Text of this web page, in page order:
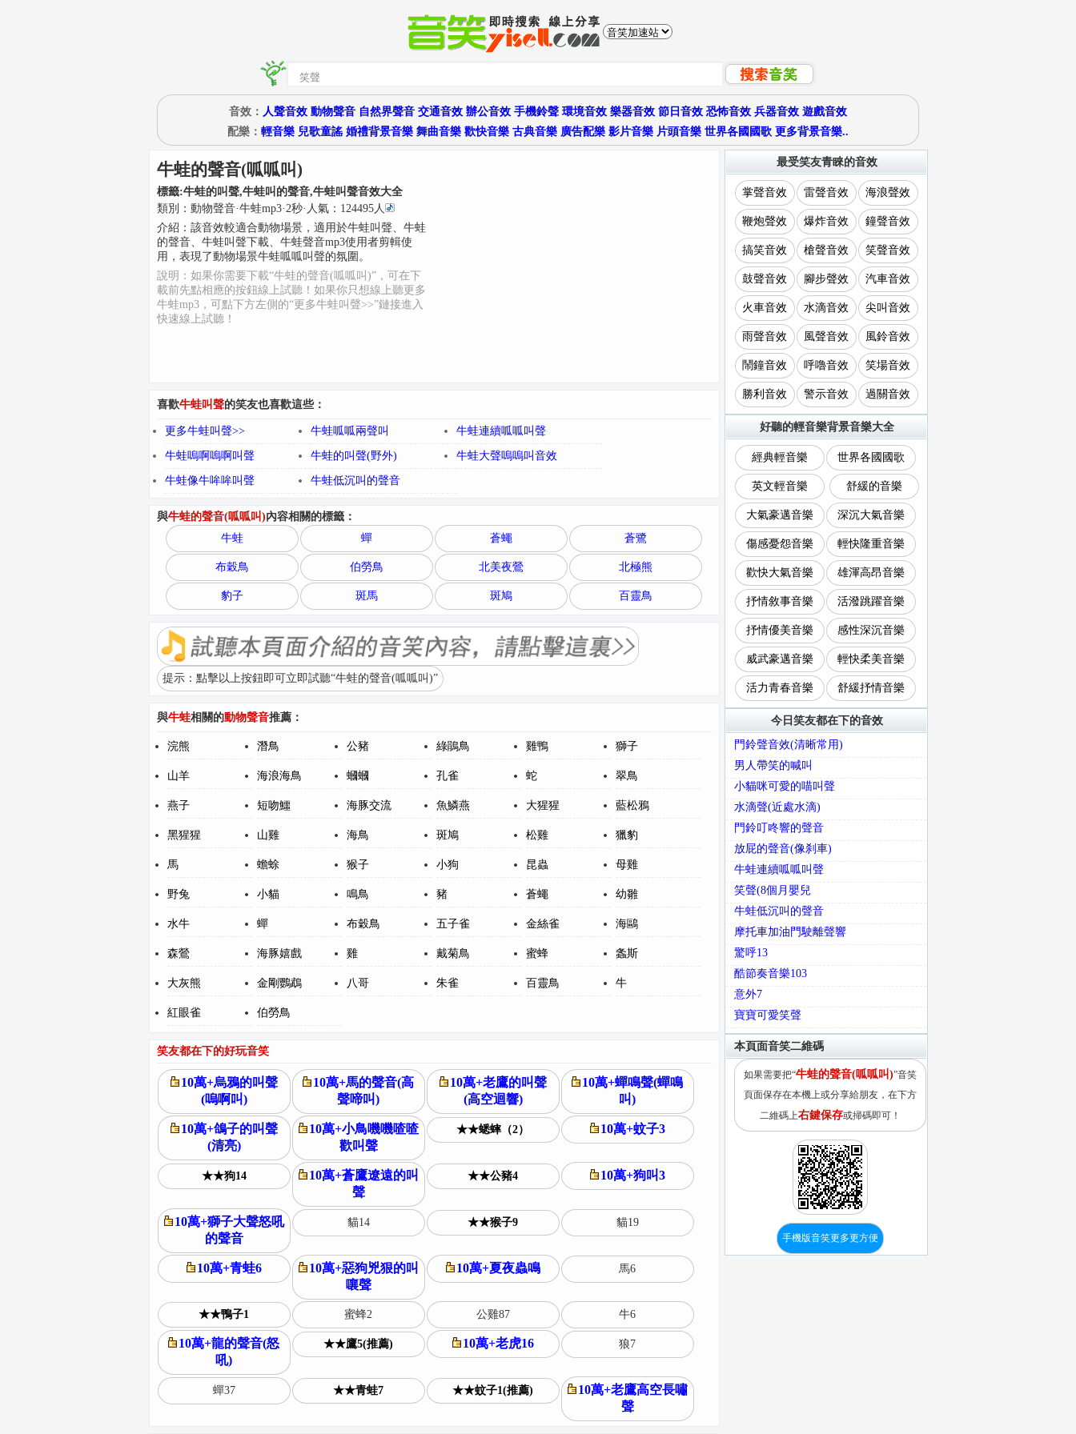
音效： 人聲音效 動物聲音 自然界聲音 交通音效 辦公音效 手機鈴聲 環境音效 樂器音效 節日音效 恐怖音效 兵器音效 遊戲音效
配樂： 輕音樂 兒歌童謠 婚禮背景音樂 舞曲音樂 歡快音樂 古典音樂 廣告配樂 影片音樂 片頭音樂 世界各國國歌 更多背景音樂..
牛蛙的聲音(呱呱叫)
標籤:牛蛙的叫聲,牛蛙叫的聲音,牛蛙叫聲音效大全
類別： 動物聲音·牛蛙mp3·2秒·人氣：124495人
介紹： 該音效較適合動物場景，適用於牛蛙叫聲、牛蛙
的聲音、牛蛙叫聲下載、牛蛙聲音mp3使用者剪輯使
用，表現了動物場景牛蛙呱呱叫聲的氛圍。
說明：如果你需要下載“牛蛙的聲音(呱呱叫)”，可在下
載前先點相應的按鈕線上試聽！如果你只想線上聽更多
牛蛙mp3，可點下方左側的“更多牛蛙叫聲>>”鏈接進入
快速線上試聽！
喜歡牛蛙叫聲的笑友也喜歡這些：
更多牛蛙叫聲>> 牛蛙呱呱兩聲叫 牛蛙連續呱呱叫聲
牛蛙嗚啊嗚啊叫聲 牛蛙的叫聲(野外) 牛蛙大聲嗚嗚叫音效
牛蛙像牛哞哞叫聲 牛蛙低沉叫的聲音
與牛蛙的聲音(呱呱叫)內容相關的標籤：
牛蛙
蟬 蒼蠅 蒼鷺
布穀鳥 伯勞鳥 北美夜鶯 北極熊
豹子 斑馬 斑鳩 百靈鳥
提示：點擊以上按鈕即可立即試聽“牛蛙的聲音(呱呱叫)”
與牛蛙相關的動物聲音推薦：
浣熊 潛鳥 公豬 綠鵑鳥 雞鴨 獅子
山羊 海浪海鳥 蟈蟈 孔雀 蛇 翠鳥
燕子 短吻鱷 海豚交流 魚鱗燕 大猩猩 藍松鴉
黑猩猩 山雞 海鳥 斑鳩 松雞 獵豹
馬 蟾蜍 猴子 小狗 昆蟲 母雞
野兔 小貓 鳴鳥 豬 蒼蠅 幼雛
水牛 蟬 布穀鳥 五子雀 金絲雀 海鷗
森鶯 海豚嬉戲 雞 戴菊鳥 蜜蜂 螽斯
大灰熊 金剛鸚鵡 八哥 朱雀 百靈鳥 牛
紅眼雀 伯勞鳥
笑友都在下的好玩音笑
10萬+烏鴉的叫聲
(嗚啊叫)
10萬+馬的聲音(高
聲啼叫)
10萬+老鷹的叫聲
(高空迴響)
10萬+蟬鳴聲(蟬鳴
叫)
10萬+鴿子的叫聲
(清亮)
10萬+小鳥嘰嘰喳喳
歡叫聲
★★蟋蟀（2） 10萬+蚊子3
★★狗14
10萬+蒼鷹遼遠的叫
聲
★★公豬4 10萬+狗叫3
10萬+獅子大聲怒吼
的聲音
貓14 ★★猴子9 貓19
10萬+青蛙6
10萬+惡狗兇狠的叫
嚷聲
10萬+夏夜蟲鳴 馬6
★★鴨子1 蜜蜂2 公雞87 牛6
10萬+龍的聲音(怒
吼)
★★鷹5(推薦) 10萬+老虎16 狼7
蟬37 ★★青蛙7 ★★蚊子1(推薦)
10萬+老鷹高空長嘯
聲
最受笑友青睞的音效
掌聲音效 雷聲音效 海浪聲效
鞭炮聲效 爆炸音效 鐘聲音效
搞笑音效 槍聲音效 笑聲音效
鼓聲音效 腳步聲效 汽車音效
火車音效 水滴音效 尖叫音效
雨聲音效 風聲音效 風鈴音效
鬧鐘音效 呼嚕音效 笑場音效
勝利音效 警示音效 過關音效
好聽的輕音樂背景音樂大全
經典輕音樂 世界各國國歌
英文輕音樂 舒緩的音樂
大氣豪邁音樂 深沉大氣音樂
傷感憂怨音樂 輕快隆重音樂
歡快大氣音樂 雄渾高昂音樂
抒情敘事音樂 活潑跳躍音樂
抒情優美音樂 感性深沉音樂
威武豪邁音樂 輕快柔美音樂
活力青春音樂 舒緩抒情音樂
今日笑友都在下的音效
門鈴聲音效(清晰常用)
男人帶笑的喊叫
小貓咪可愛的喵叫聲
水滴聲(近處水滴)
門鈴叮咚響的聲音
放屁的聲音(像刹車)
牛蛙連續呱呱叫聲
笑聲(8個月嬰兒
牛蛙低沉叫的聲音
摩托車加油門駛離聲響
驚呼13
酷節奏音樂103
意外7
寶寶可愛笑聲
本頁面音笑二維碼
如果需要把“牛蛙的聲音(呱呱叫)”音笑
頁面保存在本機上或分享給朋友，在下方
二維碼上右鍵保存或掃碼即可！
手機版音笑更多更方便